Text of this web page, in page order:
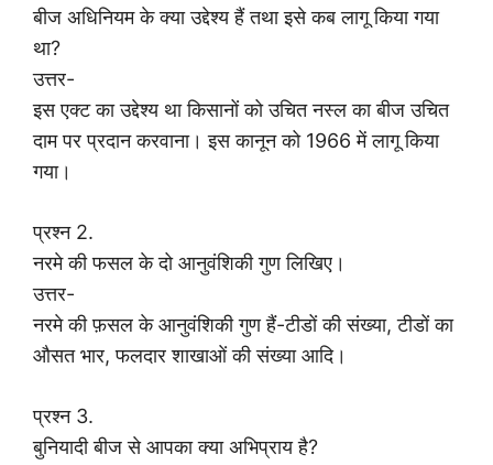
बीज अधिनियम के क्या उद्देश्य हैं तथा इसे कब लागू किया गया
था?
उत्तर-
इस एक्ट का उद्देश्य था किसानों को उचित नस्ल का बीज उचित
दाम पर प्रदान करवाना। इस कानून को 1966 में लागू किया
गया।
प्रश्न 2.
नरमे की फसल के दो आनुवंशिकी गुण लिखिए।
उत्तर-
नरमे की फ़सल के आनुवंशिकी गुण हैं-टीडों की संख्या, टीडों का
औसत भार, फलदार शाखाओं की संख्या आदि।
प्रश्न 3.
बुनियादी बीज से आपका क्या अभिप्राय है?